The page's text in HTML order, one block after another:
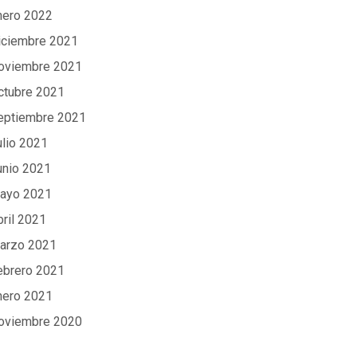
2022
2021
2021
2021
2021
2021
2021
2021
2021
2021
2021
2021
2020